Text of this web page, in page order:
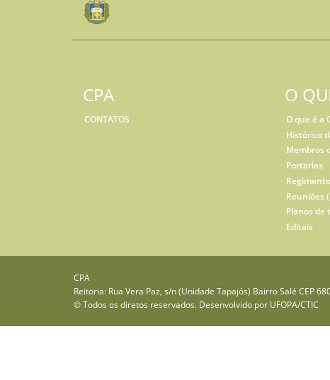
CPA
CONTATOS
O
O que é a
Histórico
Membros
Portarias
Regimento
Reuniões
Planos de
Editais
CPA
Reitoria: Rua Vera Paz, s/n (Unidade Tapajós) Bairro Salé CEP
© Todos os diretos reservados. Desenvolvido por UFOPA/CTIC